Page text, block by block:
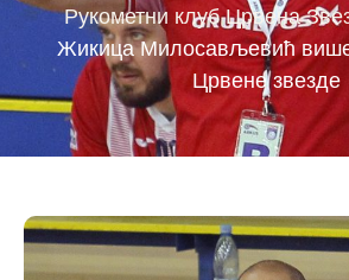
Рукометни клуб Црвена
Жикица Милосављевић више
Црвене звезде